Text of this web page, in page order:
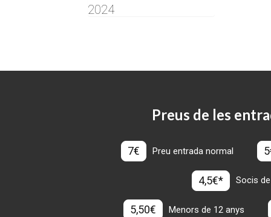
2024
Preus de les
7€ Preu entrada normal
4,5€* Socis
5,50€ Menors de 12 anys